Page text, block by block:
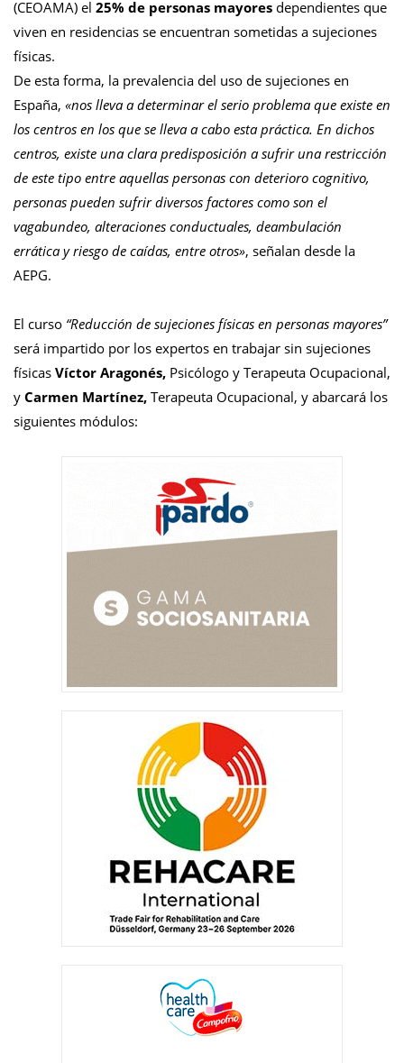
(CEOAMA) el 25% de personas mayores dependientes que
viven en residencias se encuentran sometidas a sujeciones
físicas.
De esta forma, la prevalencia del uso de sujeciones en
España, «nos lleva a determinar el serio problema que existe en
los centros en los que se lleva a cabo esta práctica. En dichos
centros, existe una clara predisposición a sufrir una restricción
de este tipo entre aquellas personas con deterioro cognitivo,
personas pueden sufrir diversos factores como son el
vagabundeo, alteraciones conductuales, deambulación
errática y riesgo de caídas, entre otros», señalan desde la
AEPG.
El curso “Reducción de sujeciones físicas en personas mayores”
será impartido por los expertos en trabajar sin sujeciones
físicas Víctor Aragonés, Psicólogo y Terapeuta Ocupacional,
y Carmen Martínez, Terapeuta Ocupacional, y abarcará los
siguientes módulos: